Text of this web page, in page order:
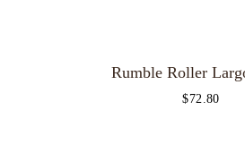
Rumble Roller
$72.80